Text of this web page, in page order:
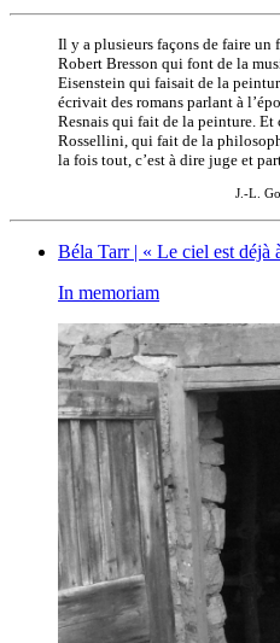
Il y a plusieurs façons de faire un
Robert Bresson qui font de la
Eisenstein qui faisait de la
écrivait des romans parlant à
Resnais qui fait de la peinture. Et
Rossellini, qui fait de la
la fois tout, c’est à dire juge et
J.-L.
Béla Tarr | « Le ciel est déjà
In memoriam